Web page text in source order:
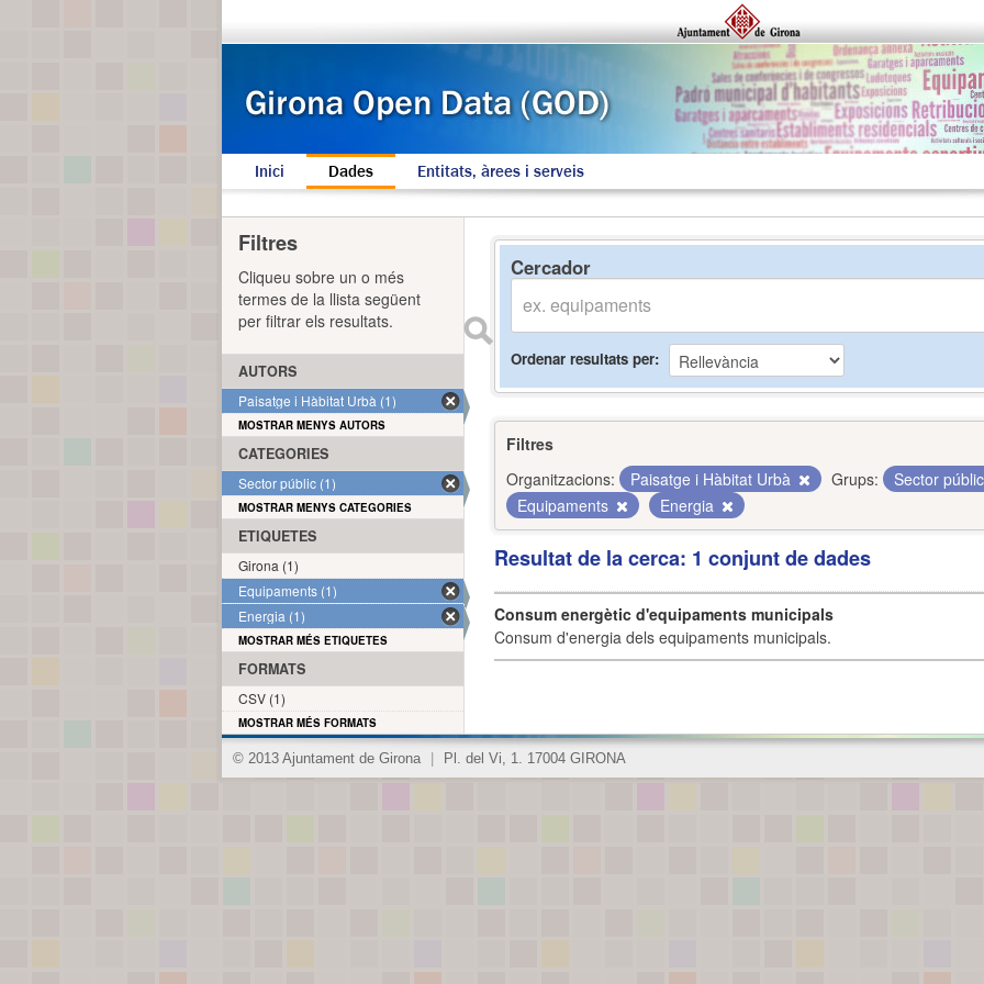
Inici Dades Entitats, àrees i serveis
Cercador
Ordenar resultats per
Filtres
Organitzacions:
Paisatge i Hàbitat Urbà Grups:
Sector
Equipaments
Energia
Resultat de la cerca: 1 conjunt de dades
Consum energètic d'equipaments municipals
Consum d'energia dels equipaments municipals.
Filtres
Cliqueu sobre un o més
termes de la llista següent
per filtrar els resultats.
AUTORS
Paisatge i Hàbitat Urbà (1)
MOSTRAR MENYS AUTORS
CATEGORIES
Sector públic (1)
MOSTRAR MENYS CATEGORIES
ETIQUETES
Girona (1)
Equipaments (1)
Energia (1)
MOSTRAR MÉS ETIQUETES
FORMATS
CSV (1)
MOSTRAR MÉS FORMATS
© 2013 Ajuntament de Girona Pl. del Vi, 1. 17004 GIRONA